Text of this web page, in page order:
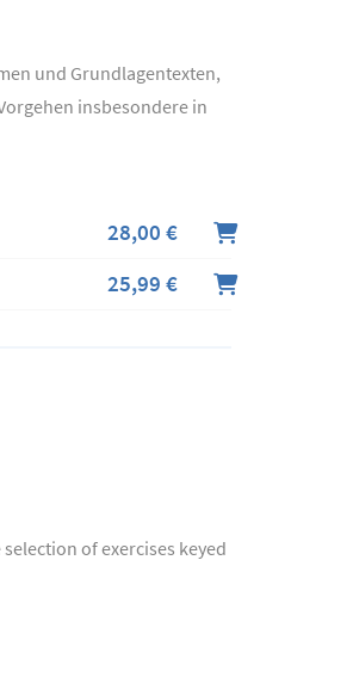
und Grundlagentexten,
insbesondere in
28,00 €
25,99 €
of exercises keyed